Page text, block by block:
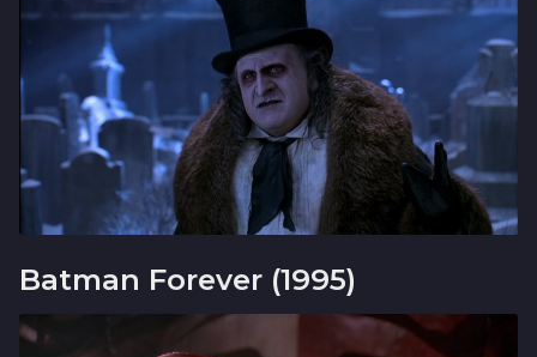
Batman Forever (1995)